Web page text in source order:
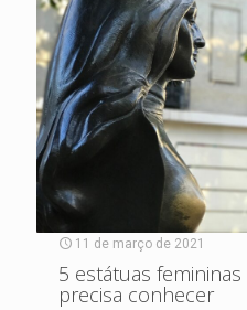
11 de março de 2021
5 estátuas
precisa conhecer